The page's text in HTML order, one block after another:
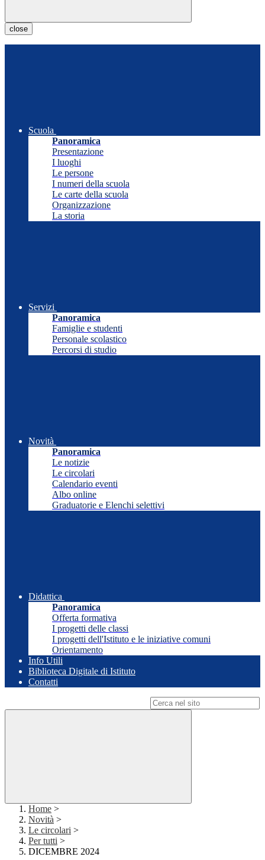
close
Scuola
Panoramica
Presentazione
I luoghi
Le persone
I numeri della scuola
Le carte della scuola
Organizzazione
La storia
Servizi
Panoramica
Famiglie e studenti
Personale scolastico
Percorsi di studio
Novità
Panoramica
Le notizie
Le circolari
Calendario eventi
Albo online
Graduatorie e Elenchi selettivi
Didattica
Panoramica
Offerta formativa
I progetti delle classi
I progetti dell'Istituto e le iniziative comuni
Orientamento
Info Utili
Biblioteca Digitale di Istituto
Contatti
Home >
Novità >
Le circolari >
Per tutti >
DICEMBRE 2024